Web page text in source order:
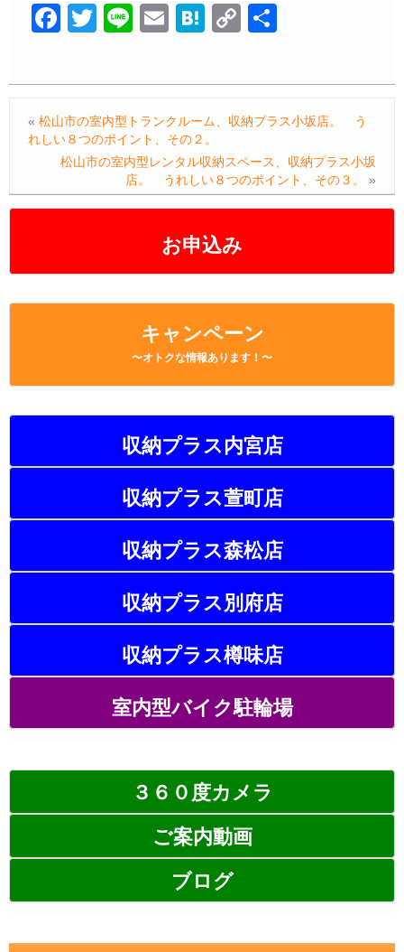
お申込み
キャンペーン
〜オトクな情報あります！〜
収納プラス内宮店
収納プラス萱町店
収納プラス森松店
収納プラス別府店
収納プラス樽味店
室内型バイク駐輪場
３６０度カメラ
ご案内動画
ブログ
F
c
b
o
o
T
tt
Li
e
E
ail
H
e
a
C
p
Li
n
k
« 松山市の室内型トランクルーム、収納プラス小坂店。 う
れしい８つのポイント、その２。
松山市の室内型レンタル収納スペース、収納プラス小坂
店。 うれしい８つのポイント、その３。
»